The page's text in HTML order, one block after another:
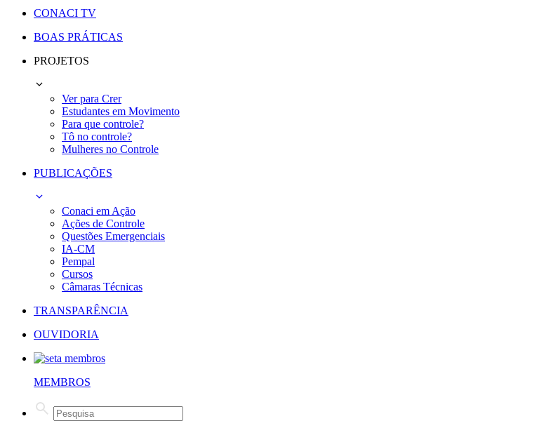
CONACI TV
BOAS PRÁTICAS
PROJETOS
Ver para Crer
Estudantes em Movimento
Para que controle?
Tô no controle?
Mulheres no Controle
PUBLICAÇÕES
Conaci em Ação
Ações de Controle
Questões Emergenciais
IA-CM
Pempal
Cursos
Câmaras Técnicas
TRANSPARÊNCIA
OUVIDORIA
MEMBROS